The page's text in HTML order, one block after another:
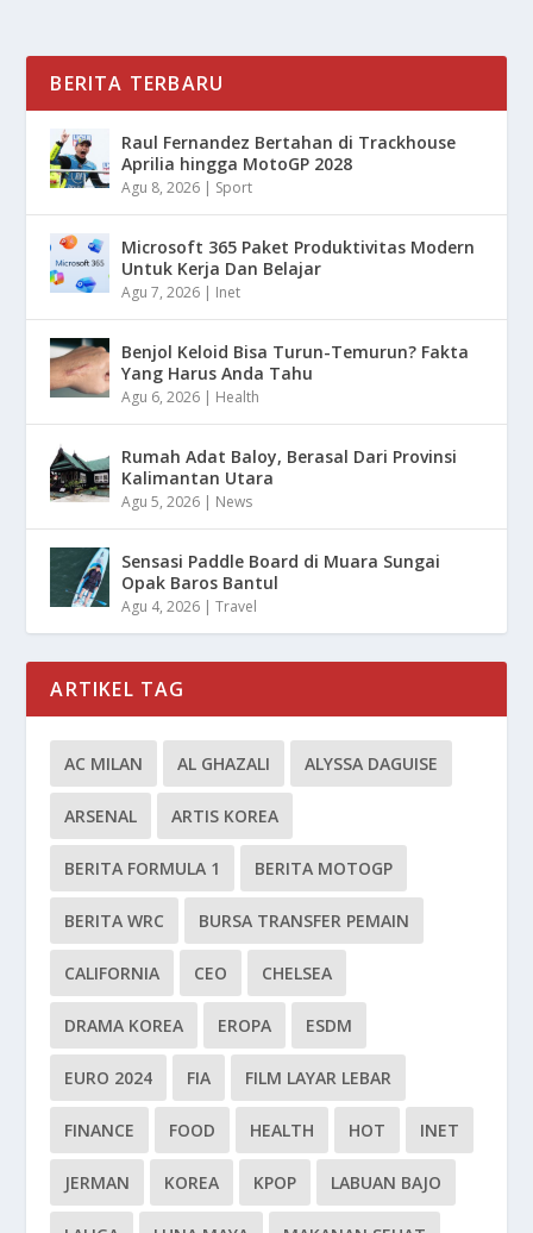
BERITA TERBARU
Raul Fernandez Bertahan di Trackhouse
Aprilia hingga MotoGP 2028
Agu 8, 2026 | Sport
Microsoft 365 Paket Produktivitas Modern
Untuk Kerja Dan Belajar
Agu 7, 2026 | Inet
Benjol Keloid Bisa Turun-Temurun? Fakta
Yang Harus Anda Tahu
Agu 6, 2026 | Health
Rumah Adat Baloy, Berasal Dari Provinsi
Kalimantan Utara
Agu 5, 2026 | News
Sensasi Paddle Board di Muara Sungai
Opak Baros Bantul
Agu 4, 2026 |Travel
ARTIKEL TAG
AC MILAN AL GHAZALI ALYSSA DAGUISE
ARSENAL ARTIS KOREA
BERITA FORMULA 1 BERITA MOTOGP
BERITA WRC BURSA TRANSFER PEMAIN
CALIFORNIA CEO CHELSEA
DRAMA KOREA EROPA ESDM
EURO 2024 FIA FILM LAYAR LEBAR
FINANCE FOOD HEALTH HOT INET
JERMAN KOREA KPOP LABUAN BAJO